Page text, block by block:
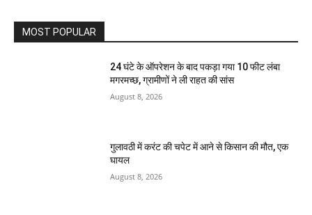
MOST POPULAR
24 घंटे के ऑपरेशन के बाद पकड़ा गया 10 फीट लंबा
मगरमच्छ, ग्रामीणों ने ली राहत की सांस
August 8, 2026
गुलावठी में करंट की चपेट में आने से किसान की मौत, एक
घायल
August 8, 2026